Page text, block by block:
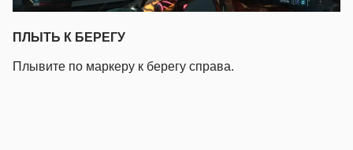
ПЛЫТЬ К БЕРЕГУ
Плывите по маркеру к берегу справа.